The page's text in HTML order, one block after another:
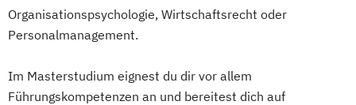
Organisationspsychologie, Wirtschaftsrecht oder
Personalmanagement.
Im Masterstudium eignest du dir vor allem
Führungskompetenzen an und bereitest dich auf